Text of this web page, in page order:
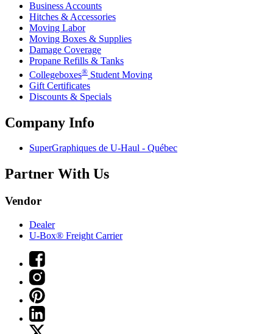
Business Accounts
Hitches & Accessories
Moving Labor
Moving Boxes & Supplies
Damage Coverage
Propane Refills & Tanks
Collegeboxes® Student Moving
Gift Certificates
Discounts & Specials
Company Info
SuperGraphiques de U-Haul - Québec
Partner With Us
Vendor
Dealer
U-Box® Freight Carrier